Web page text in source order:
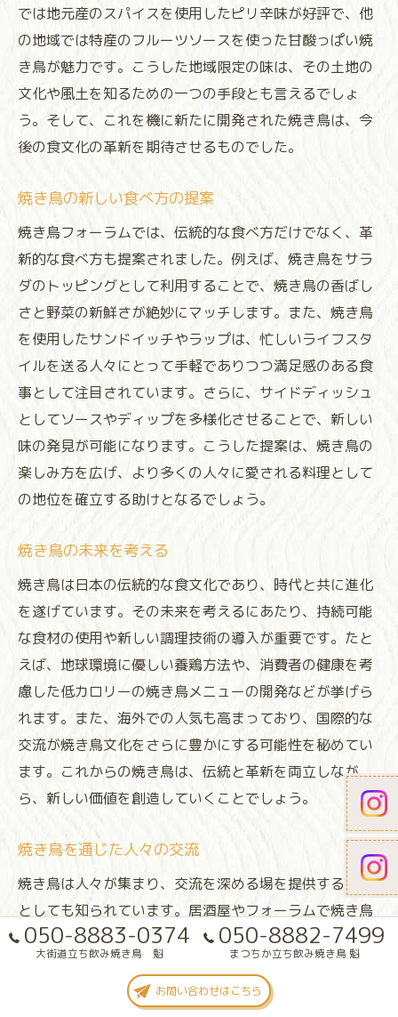
では地元産のスパイスを使用したピリ辛味が好評で、他
の地域では特産のフルーツソースを使った甘酸っぱい焼
き鳥が魅力です。こうした地域限定の味は、その土地の
文化や風土を知るための一つの手段とも言えるでしょ
う。そして、これを機に新たに開発された焼き鳥は、今
後の食文化の革新を期待させるものでした。
焼き鳥の新しい食べ方の提案
焼き鳥フォーラムでは、伝統的な食べ方だけでなく、革
新的な食べ方も提案されました。例えば、焼き鳥をサラ
ダのトッピングとして利用することで、焼き鳥の香ばし
さと野菜の新鮮さが絶妙にマッチします。また、焼き鳥
を使用したサンドイッチやラップは、忙しいライフスタ
イルを送る人々にとって手軽でありつつ満足感のある食
事として注目されています。さらに、サイドディッシュ
としてソースやディップを多様化させることで、新しい
味の発見が可能になります。こうした提案は、焼き鳥の
楽しみ方を広げ、より多くの人々に愛される料理として
の地位を確立する助けとなるでしょう。
焼き鳥の未来を考える
焼き鳥は日本の伝統的な食文化であり、時代と共に進化
を遂げています。その未来を考えるにあたり、持続可能
な食材の使用や新しい調理技術の導入が重要です。たと
えば、地球環境に優しい養鶏方法や、消費者の健康を考
慮した低カロリーの焼き鳥メニューの開発などが挙げら
れます。また、海外での人気も高まっており、国際的な
交流が焼き鳥文化をさらに豊かにする可能性を秘めてい
ます。これからの焼き鳥は、伝統と革新を両立しなが
ら、新しい価値を創造していくことでしょう。
焼き鳥を通じた人々の交流
焼き鳥は人々が集まり、交流を深める場を提供する料理
としても知られています。居酒屋やフォーラムで焼き鳥
を囲むことで、世代や国を超えたコミュニケーションが
生まれます。特に焼き鳥フォーラムでは、プロが語る焼
き方や味の工夫が紹介され、参加者同士が知識を共有す
050-8883-0374
大街道立ち飲み焼き鳥 魁
050-8882-7499
まつちか立ち飲み焼き鳥 魁
お問い合わせはこちら